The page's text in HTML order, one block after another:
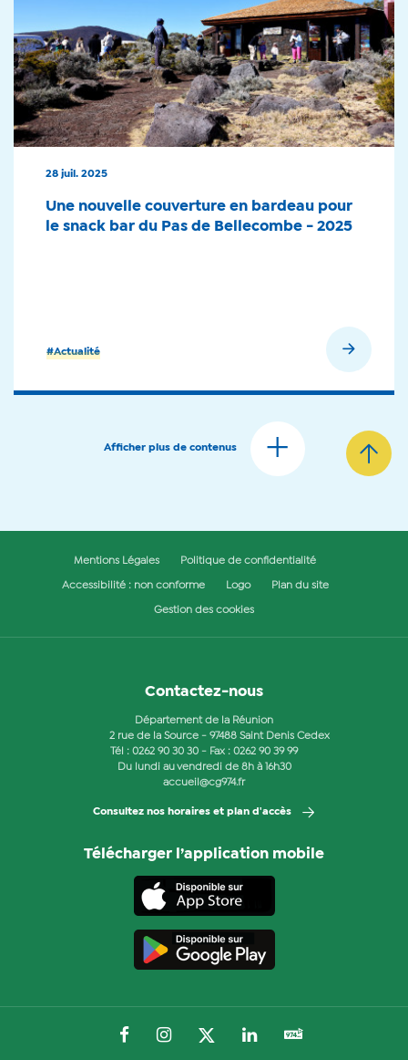
#Actualité
28 juil. 2025
Une nouvelle couverture en bardeau pour
le snack bar du Pas de Bellecombe - 2025
Afficher plus de contenus
Mentions Légales Politique de confidentialité
Accessibilité : non conforme Logo Plan du site
Gestion des cookies
Contactez-nous
Département de la Réunion
2 rue de la Source - 97488 Saint Denis Cedex
Tél : 0262 90 30 30 - Fax : 0262 90 39 99
Du lundi au vendredi de 8h à 16h30
accueil@cg974.fr
Consultez nos horaires et plan d'accès
Télécharger l’application mobile